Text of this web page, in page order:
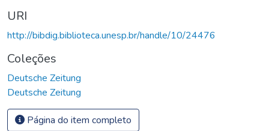
URI
http://bibdig.biblioteca.unesp.br/handle/10/24476
Coleções
Deutsche Zeitung
Deutsche Zeitung
Página do item completo